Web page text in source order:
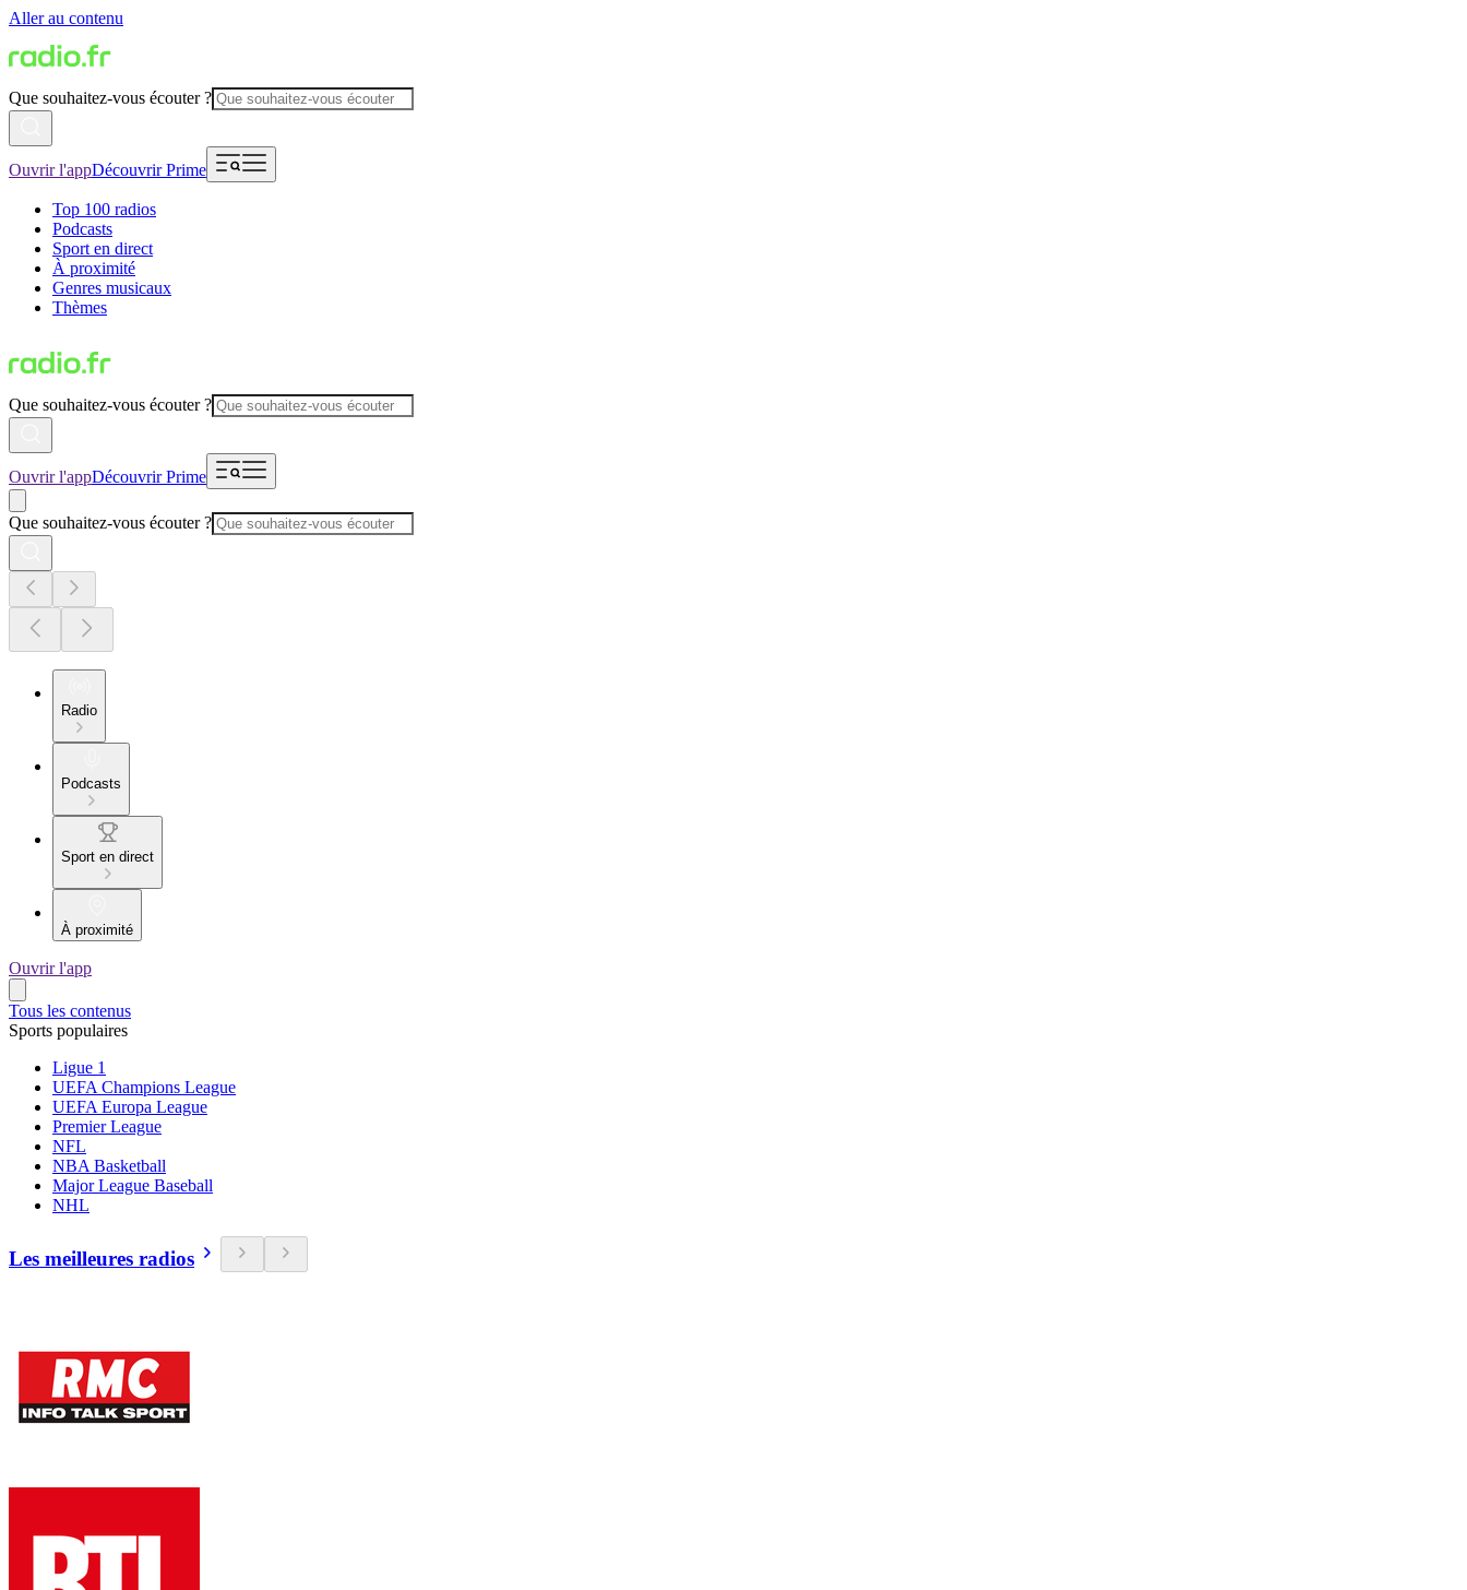
Aller au contenu
Que souhaitez-vous écouter ?
Ouvrir l'appDécouvrir Prime
Top 100 radios
Podcasts
Sport en direct
À proximité
Genres musicaux
Thèmes
Que souhaitez-vous écouter ?
Ouvrir l'appDécouvrir Prime
Que souhaitez-vous écouter ?
Radio
Podcasts
Sport en direct
À proximité
Ouvrir l'app
Tous les contenus
Sports populaires
Ligue 1
UEFA Champions League
UEFA Europa League
Premier League
NFL
NBA Basketball
Major League Baseball
NHL
Les meilleures radios